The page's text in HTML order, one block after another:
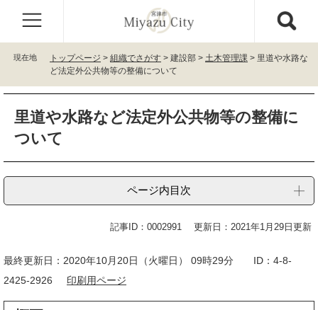
で
ば
現在地 トップページ > 組織でさがす > 建設部 > 土木管理課 > 里道や水路な
ど法定外公共物等の整備について
里道や水路など法定外公共物等の整備に
ついて
ページ内目次
記事ID：0002991 更新日：2021年1月29日更新
最終更新日：2020年10月20日（火曜日） 09時29分 ID：4-8-
2425-2926 印刷用ページ